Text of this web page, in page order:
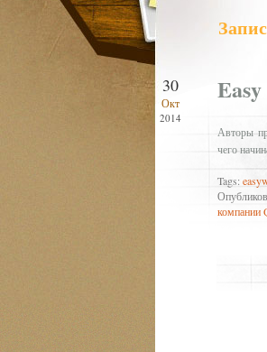
30
Окт
2014
Авторы
чего
Tags:
компании